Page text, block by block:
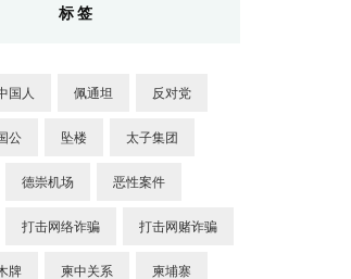
标签
国人 佩通坦 反对党
公 坠楼 太子集团
德崇机场 恶性案件
打击网络诈骗 打击网赌诈骗
牌 柬中关系 柬埔寨